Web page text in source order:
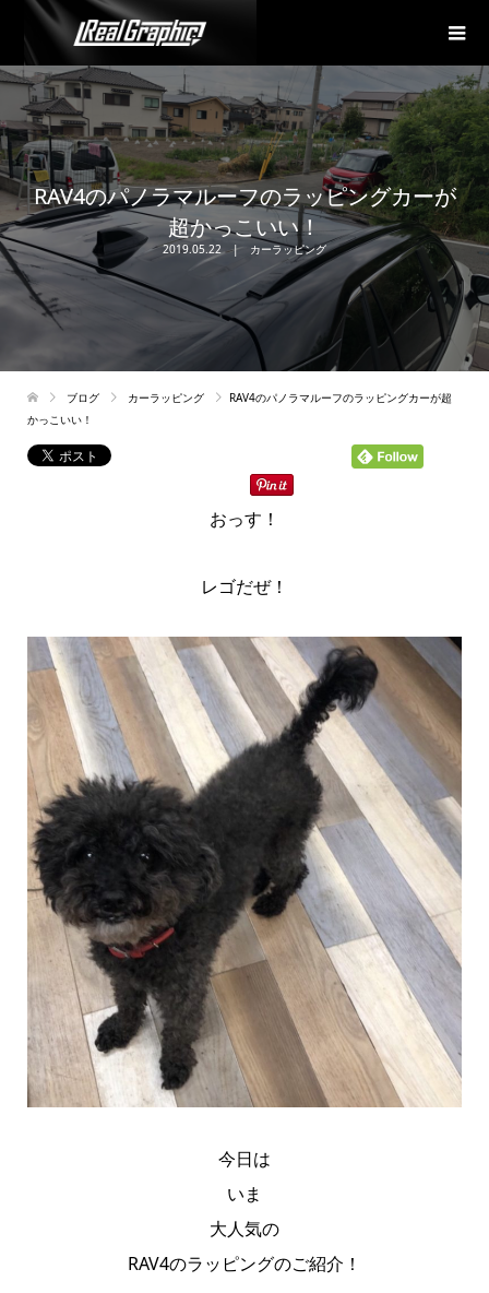
RAV4のパノラマルーフのラッピングカーが
超かっこいい！
2019.05.22 カーラッピング
ブログ カーラッピング
RAV4のパノラマルーフのラッピングカーが超
かっこいい！
おっす！
レゴだぜ！
今日は
いま
大人気の
RAV4のラッピングのご紹介！